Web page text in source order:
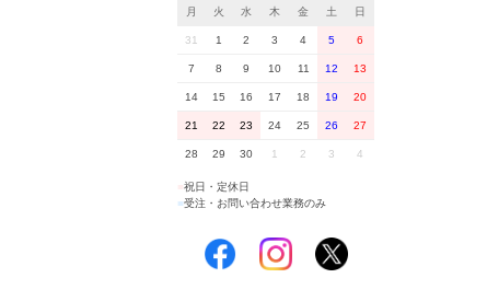
月 火 水 木 金 土 日
31 1 2 3 4 5 6
7 8 9 10 11 12 13
14 15 16 17 18 19 20
21 22 23 24 25 26 27
28 29 30 1 2 3 4
祝日・定休日
■受注・お問い合わせ業務のみ